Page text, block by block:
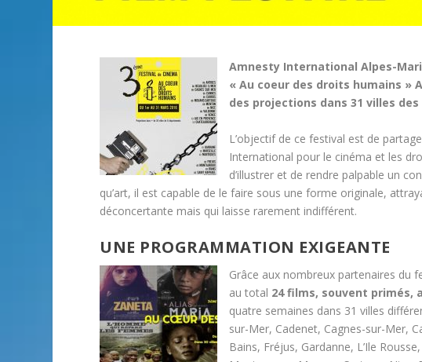
Amnesty International Alpes-
« Au coeur des droits humains »
des projections dans 31 villes
L’objectif de ce festival est de
International pour le cinéma et les
d’illustrer et de rendre palpable un
qu’art, il est capable de le faire sous une forme originale,
déconcertante mais qui laisse rarement indifférent.
UNE PROGRAMMATION EXIGEANTE
Grâce aux nombreux partenaires du
au total 24 films, souvent primés,
quatre semaines dans 31 villes
sur-Mer, Cadenet, Cagnes-sur-Mer,
Bains, Fréjus, Gardanne, L’Ile